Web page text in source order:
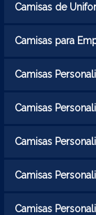
Camisas de
Camisas para
Camisas
Camisas
Camisas
Camisas
Camisas